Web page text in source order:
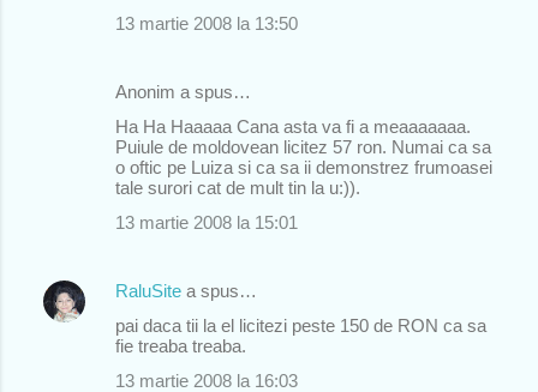
13 martie 2008 la 13:50
Anonim a spus…
Ha Ha Haaaaa Cana asta va fi a meaaaaaaa.
Puiule de moldovean licitez 57 ron. Numai ca sa
o oftic pe Luiza si ca sa ii demonstrez frumoasei
tale surori cat de mult tin la u:)).
13 martie 2008 la 15:01
RaluSite a spus…
pai daca tii la el licitezi peste 150 de RON ca sa
fie treaba treaba.
13 martie 2008 la 16:03